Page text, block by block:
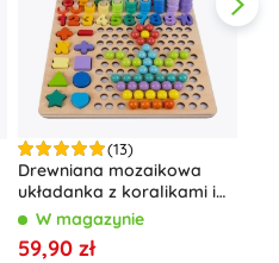
(13)
Drewniana mozaikowa
układanka z koralikami i
liczbami
W magazynie
59,90 zł